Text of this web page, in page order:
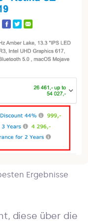
Ergebnisse
diese über die